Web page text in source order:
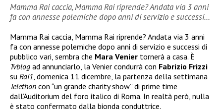
Mamma Rai caccia, Mamma Rai riprende? Andata via 3 anni
fa con annesse polemiche dopo anni di servizio e successi…
Mamma Rai caccia, Mamma Rai riprende? Andata via 3 anni
fa con annesse polemiche dopo anni di servizio e successi di
pubblico vari, sembra che Mara Venier tornerà a casa. È
Tvblog ad annunciarlo, la Venier condurrà con Fabrizio Frizzi
su Rai1, domenica 11 dicembre, la partenza della settimana
Telethon con “un grande charity show” di prime time
dall’Auditorium del foro italico di Roma. In realtà però, nulla
è stato confermato dalla bionda conduttrice.